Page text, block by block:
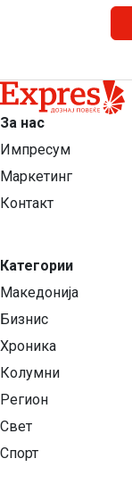
За нас
Импресум
Маркетинг
Контакт
Категории
Македонија
Бизнис
Хроника
Колумни
Регион
Свет
Спорт